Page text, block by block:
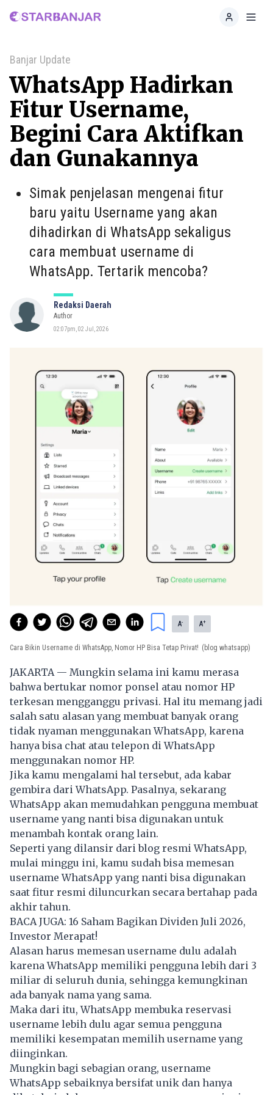
Home
Banjar Update
WhatsApp Hadirkan
Fitur Username,
Begini Cara Aktifkan
dan Gunakannya
Simak penjelasan mengenai fitur
baru yaitu Username yang akan
dihadirkan di WhatsApp sekaligus
cara membuat username di
WhatsApp. Tertarik mencoba?
Redaksi Daerah
Author
02:07pm, 02 Jul, 2026
A- A+
Cara Bikin Username di WhatsApp, Nomor HP Bisa Tetap Privat! (blog whatsapp)
JAKARTA — Mungkin selama ini kamu merasa
bahwa bertukar nomor ponsel atau nomor HP
terkesan mengganggu privasi. Hal itu memang jadi
salah satu alasan yang membuat banyak orang
tidak nyaman menggunakan WhatsApp, karena
hanya bisa chat atau telepon di WhatsApp
menggunakan nomor HP.
Jika kamu mengalami hal tersebut, ada kabar
gembira dari WhatsApp. Pasalnya, sekarang
WhatsApp akan memudahkan pengguna membuat
username yang nanti bisa digunakan untuk
menambah kontak orang lain.
Seperti yang dilansir dari blog resmi WhatsApp,
mulai minggu ini, kamu sudah bisa memesan
username WhatsApp yang nanti bisa digunakan
saat fitur resmi diluncurkan secara bertahap pada
akhir tahun.
BACA JUGA: 16 Saham Bagikan Dividen Juli 2026,
Investor Merapat!
Alasan harus memesan username dulu adalah
karena WhatsApp memiliki pengguna lebih dari 3
miliar di seluruh dunia, sehingga kemungkinan
ada banyak nama yang sama.
Maka dari itu,WhatsApp membuka reservasi
username lebih dulu agar semua pengguna
memiliki kesempatan memilih username yang
diinginkan.
Mungkin bagi sebagian orang, username
WhatsApp sebaiknya bersifat unik dan hanya